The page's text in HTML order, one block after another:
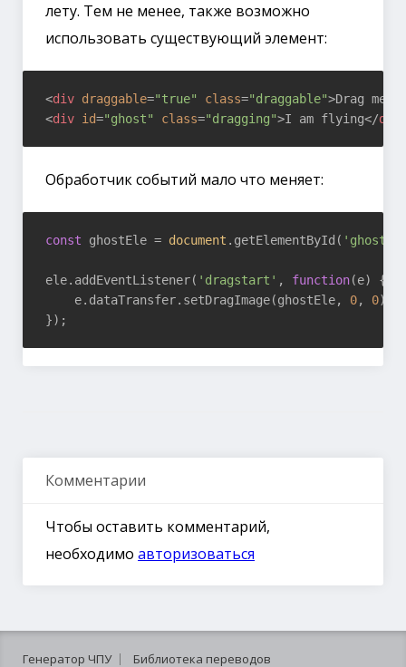
лету. Тем не менее, также возможно
использовать существующий элемент:
<div draggable="true" class="draggable">Drag me
<div id="ghost" class="dragging">I am flying</div
Обработчик событий мало что меняет:
const ghostEle = document .getElementById( 'ghost'
ele.addEventListener( 'dragstart' , function(e) {
    e.dataTransfer.setDragImage(ghostEle,
0, 0);
Комментарии
Чтобы оставить комментарий,
необходимо авторизоваться
Генератор ЧПУ Библиотека переводов